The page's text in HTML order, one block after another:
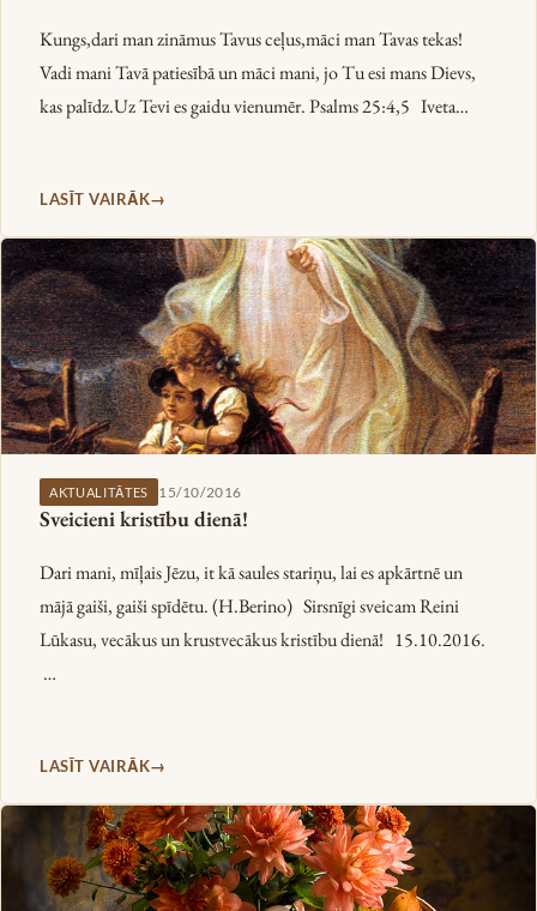
Kungs,dari man zināmus Tavus ceļus,māci man Tavas tekas!
Vadi mani Tavā patiesībā un māci mani, jo Tu esi mans Dievs,
kas palīdz.Uz Tevi es gaidu vienumēr. Psalms 25:4,5 Iveta…
LASĪT VAIRĀK
AKTUALITĀTES 15/10/2016
Sveicieni kristību dienā!
Dari mani, mīļais Jēzu, it kā saules stariņu, lai es apkārtnē un
mājā gaiši, gaiši spīdētu. (H.Berino) Sirsnīgi sveicam Reini
Lūkasu, vecākus un krustvecākus kristību dienā! 15.10.2016.
…
LASĪT VAIRĀK